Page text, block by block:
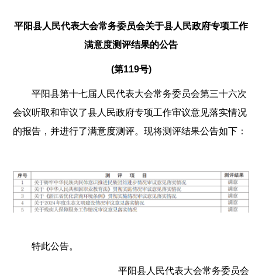
平阳县人民代表大会常务委员会关于县人民政府专项工作
满意度测评结果的公告
(第119号)
平阳县第十七届人民代表大会常务委员会第三十六次
会议听取和审议了县人民政府专项工作审议意见落实情况
的报告，并进行了满意度测评。现将测评结果公告如下：
特此公告。
平阳县人民代表大会常务委员会